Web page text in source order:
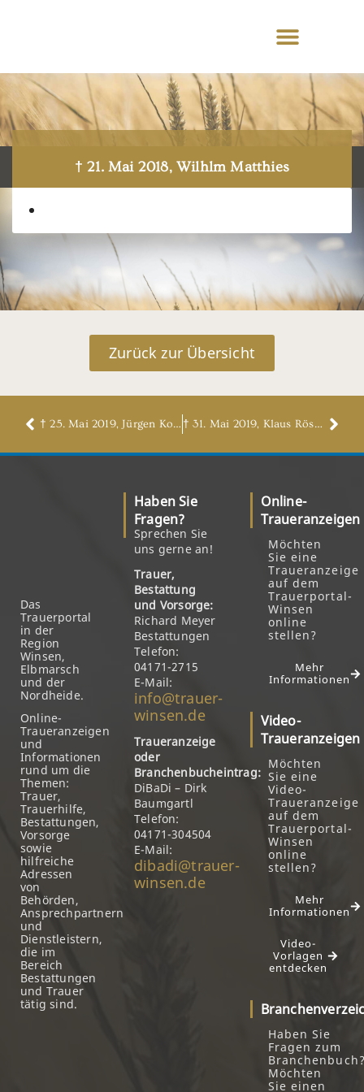
† 21. Mai 2018, Wilhlm Matthies
Zurück zur Übersicht
† 25. Mai 2019, Jürgen Koch † 31. Mai 2019, Klaus Rössner
Das
Trauerportal
in der
Region
Winsen,
Elbmarsch
und der
Nordheide.
Online-
Traueranzeigen
und
Informationen
rund um die
Themen:
Trauer,
Trauerhilfe,
Bestattungen,
Vorsorge
sowie
hilfreiche
Adressen
von
Behörden,
Ansprechpartnern
und
Dienstleistern,
die im
Bereich
Bestattungen
und Trauer
tätig sind.
Haben Sie
Fragen?
Sprechen Sie
uns gerne an!
Trauer,
Bestattung
und Vorsorge:
Richard Meyer
Bestattungen
Telefon:
04171-2715
E-Mail:
info@trauer-
winsen.de
Traueranzeige
oder
Branchenbucheintrag:
DiBaDi – Dirk
Baumgartl
Telefon:
04171-304504
E-Mail:
dibadi@trauer-
winsen.de
Online-
Traueranzeigen
Möchten
Sie eine
Traueranzeige
auf dem
Trauerportal-
Winsen
online
stellen?
Mehr
Informationen
Video-
Traueranzeigen
Möchten
Sie eine
Video-
Traueranzeige
auf dem
Trauerportal-
Winsen
online
stellen?
Mehr
Informationen
Video-
Vorlagen
entdecken
Haben Sie
Fragen zum
Möchten
Sie einen